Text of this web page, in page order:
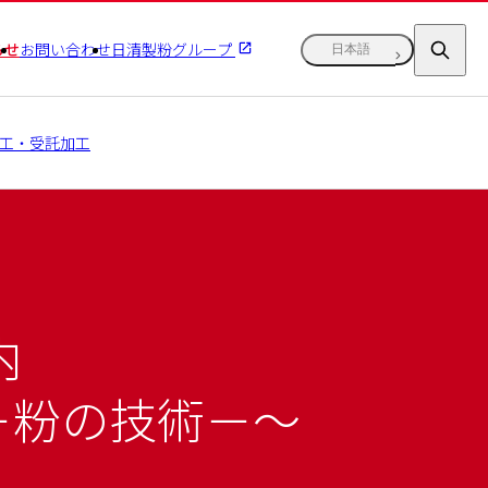
・受託加工
せお問い合わせ日清製粉グループ 日本語
の技術－～